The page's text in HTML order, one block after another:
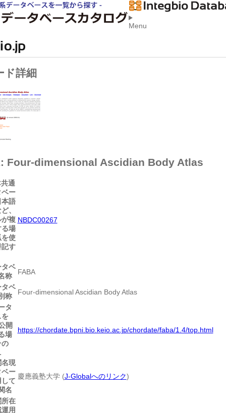
Menu
ド詳細
Four-dimensional Ascidian Body Atlas
通
ー
語
、
複
場
使
す
NBDC00267
ベ
称
FABA
ベ
称
Four-dimensional Ascidian Body Atlas
タ
開
場
https://chordate.bpni.bio.keio.ac.jp/chordate/faba/1.4/top.html
現
ー
て
名
慶應義塾大学 (J-Globalへのリンク)
在
運用